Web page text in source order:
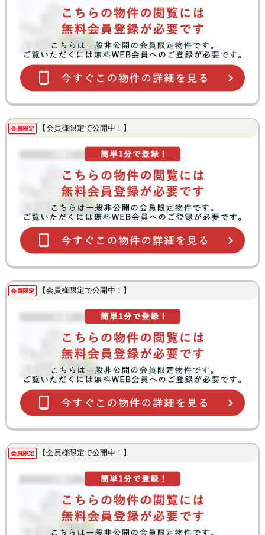
会員限定 【会員様限定で公開中！】
会員限定 【会員様限定で公開中！】
会員限定 【会員様限定で公開中！】